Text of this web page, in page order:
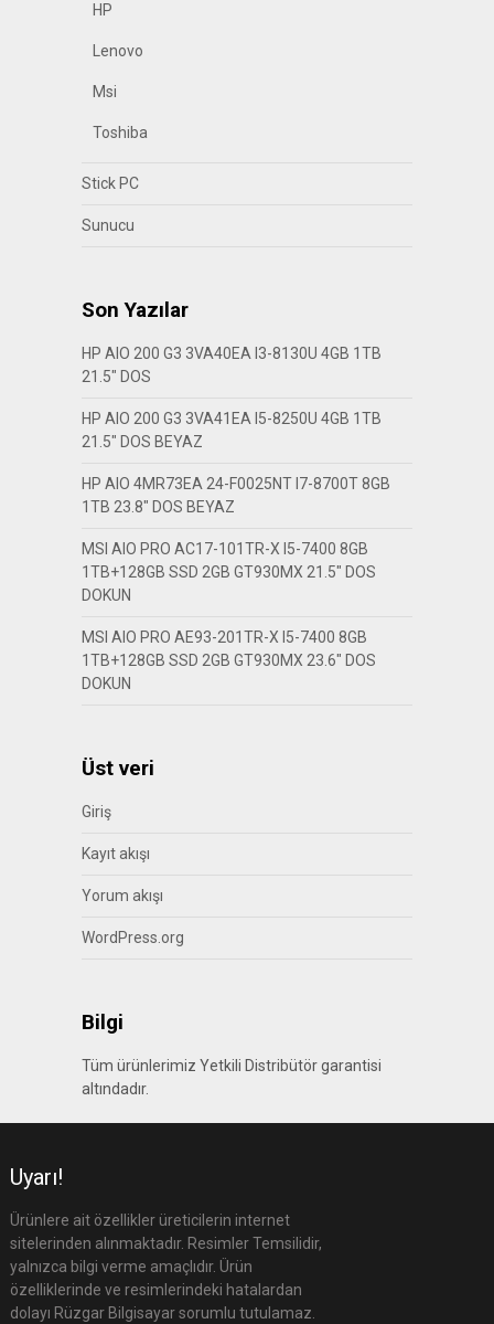
HP
Lenovo
Msi
Toshiba
Stick PC
Sunucu
Son Yazılar
HP AIO 200 G3 3VA40EA I3-8130U 4GB 1TB
21.5″ DOS
HP AIO 200 G3 3VA41EA I5-8250U 4GB 1TB
21.5″ DOS BEYAZ
HP AIO 4MR73EA 24-F0025NT I7-8700T 8GB
1TB 23.8″ DOS BEYAZ
MSI AIO PRO AC17-101TR-X I5-7400 8GB
1TB+128GB SSD 2GB GT930MX 21.5″ DOS
DOKUN
MSI AIO PRO AE93-201TR-X I5-7400 8GB
1TB+128GB SSD 2GB GT930MX 23.6″ DOS
DOKUN
Üst veri
Giriş
Kayıt akışı
Yorum akışı
WordPress.org
Bilgi
Tüm ürünlerimiz Yetkili Distribütör garantisi
altındadır.
Uyarı!
Ürünlere ait özellikler üreticilerin internet
sitelerinden alınmaktadır. Resimler Temsilidir,
yalnızca bilgi verme amaçlıdır. Ürün
özelliklerinde ve resimlerindeki hatalardan
dolayı Rüzgar Bilgisayar sorumlu tutulamaz.